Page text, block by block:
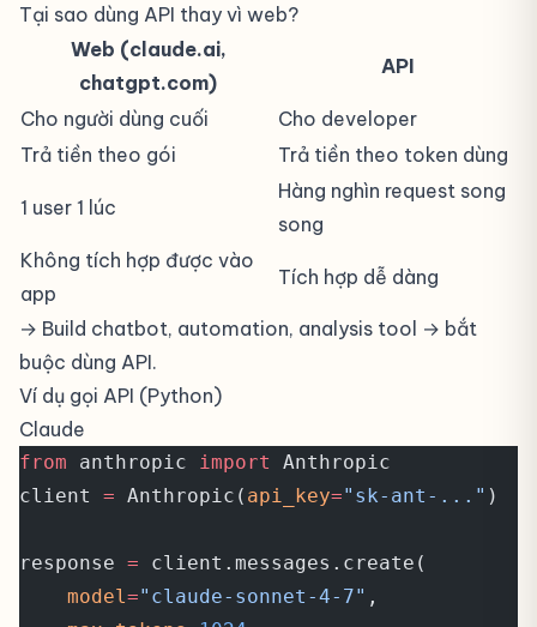
Tại sao dùng API thay vì web?
Web (claude.ai,
chatgpt.com)
API
Cho người dùng cuối
Cho developer
Trả tiền theo gói
Trả tiền theo token dùng
1 user 1 lúc
Hàng nghìn request song
song
Không tích hợp được vào
app
Tích hợp dễ dàng
→ Build chatbot, automation, analysis tool → bắt
buộc dùng API.
Ví dụ gọi API (Python)
Claude
from anthropic import
Anthropic
client = Anthropic( api_key="sk-ant-..." )
response = client.messages.create(
    model
="claude-sonnet-4-7" ,